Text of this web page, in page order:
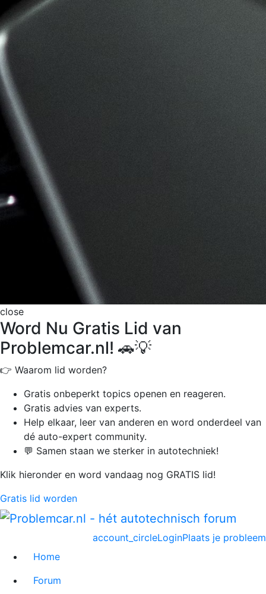
close
Word Nu Gratis Lid van
Problemcar.nl! 🚗💡
👉 Waarom lid worden?
Gratis onbeperkt topics openen en reageren.
Gratis advies van experts.
Help elkaar, leer van anderen en word onderdeel van
dé auto-expert community.
💬 Samen staan we sterker in autotechniek!
Klik hieronder en word vandaag nog GRATIS lid!
Gratis lid worden
Plaats je probleem
account_circleLogin
Home
Forum